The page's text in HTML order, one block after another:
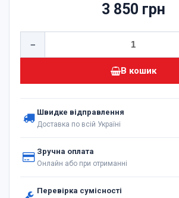
3 850 грн
−
В кошик
Швидке відправлення
Доставка по всій Україні
Зручна оплата
Онлайн або при отриманні
Перевірка сумісності